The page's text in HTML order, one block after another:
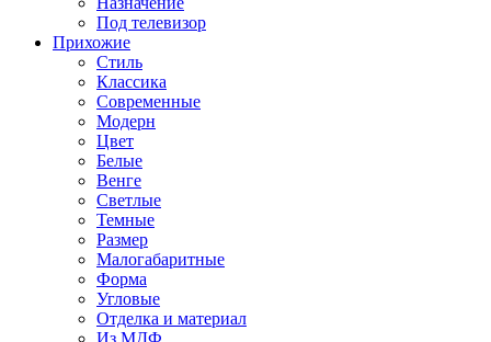
Под телевизор
Прихожие
Стиль
Классика
Современные
Модерн
Цвет
Белые
Венге
Светлые
Темные
Размер
Малогабаритные
Форма
Угловые
Отделка и материал
Из МДФ